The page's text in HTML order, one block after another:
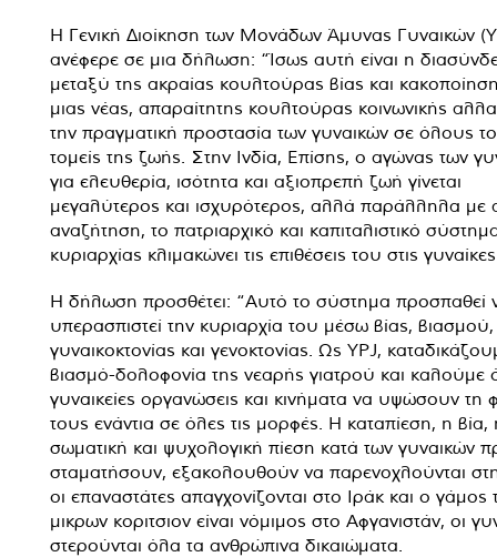
Η Γενική Διοίκηση των Μονάδων Άμυνας Γυναικών
ανέφερε σε μια δήλωση: “Ίσως αυτή είναι η
μεταξύ της ακραίας κουλτούρας βίας και
μιας νέας, απαραίτητης κουλτούρας κοινωνικής
την πραγματική προστασία των γυναικών σε όλους
τομείς της ζωής. Στην Ινδία, Επίσης, ο αγώνας των
για ελευθερία, ισότητα και αξιοπρεπή ζωή γίνεται
μεγαλύτερος και ισχυρότερος, αλλά παράλληλα με
αναζήτηση, το πατριαρχικό και καπιταλιστικό
κυριαρχίας κλιμακώνει τις επιθέσεις του στις
Η δήλωση προσθέτει: “Αυτό το σύστημα προσπαθεί
υπερασπιστεί την κυριαρχία του μέσω βίας, βιασμού,
γυναικοκτονίας και γενοκτονίας. Ως YPJ,
βιασμό-δολοφονία της νεαρής γιατρού και καλούμε
γυναικείες οργανώσεις και κινήματα να υψώσουν τη
τους ενάντια σε όλες τις μορφές. Η καταπίεση, η βία,
σωματική και ψυχολογική πίεση κατά των γυναικών
σταματήσουν, εξακολουθούν να παρενοχλούνται
οι επαναστάτες απαγχονίζονται στο Ιράκ και ο γάμος
μικρων κοριτσιον είναι νόμιμος στο Αφγανιστάν, οι
στερούνται όλα τα ανθρώπινα δικαιώματα.